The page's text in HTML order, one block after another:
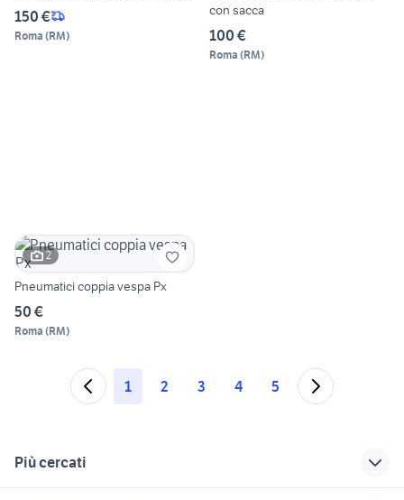
150 €
Roma (RM)
con sacca
100 €
Roma (RM)
2
Pneumatici coppia vespa Px
50 €
Roma (RM)
1 2 3 4 5
Più cercati